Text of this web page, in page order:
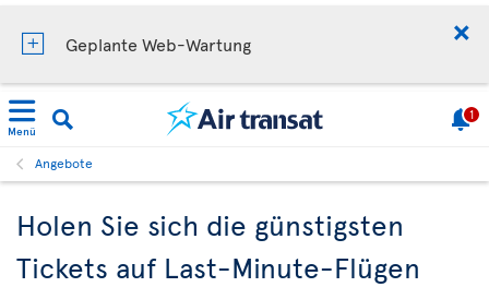
Geplante Web-Wartung
Menü
1
Angebote
Holen Sie sich die günstigsten
Tickets auf Last-Minute-Flügen